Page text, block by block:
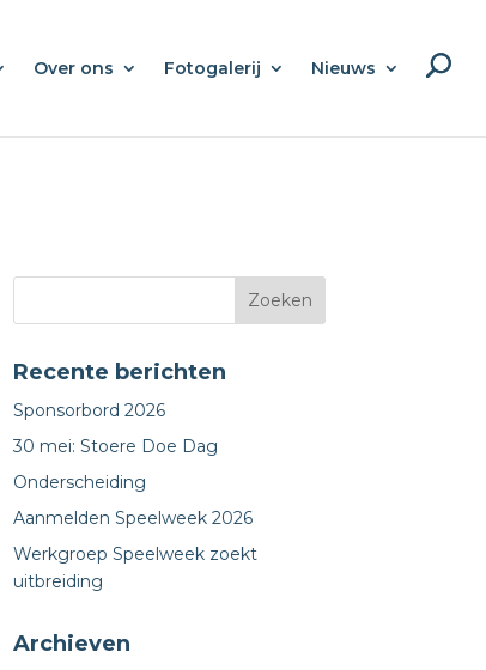
Over ons Fotogalerij Nieuws
Recente berichten
Sponsorbord 2026
30 mei: Stoere Doe Dag
Onderscheiding
Aanmelden Speelweek 2026
Werkgroep Speelweek zoekt
uitbreiding
Archieven